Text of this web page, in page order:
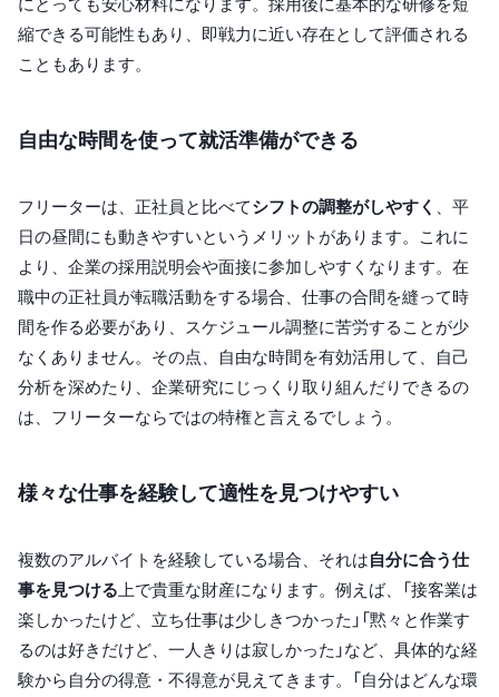
縮できる可能性もあり、即戦力に近い存在として評価される
こともあります。
自由な時間を使って就活準備ができる
フリーターは、正社員と比べてシフトの調整がしやすく 、平
日の昼間にも動きやすいというメリットがあります。これに
より、企業の採用説明会や面接に参加しやすくなります。在
職中の正社員が転職活動をする場合、仕事の合間を縫って時
間を作る必要があり、スケジュール調整に苦労することが少
なくありません。その点、自由な時間を有効活用して、自己
分析を深めたり、企業研究にじっくり取り組んだりできるの
は、フリーターならではの特権と言えるでしょう。
様々な仕事を経験して適性を見つけやすい
複数のアルバイトを経験している場合、それは自分に合う仕
事を見つける上で貴重な財産になります。例えば、「接客業は
楽しかったけど、立ち仕事は少しきつかった」「黙々と作業す
るのは好きだけど、一人きりは寂しかった」など、具体的な経
験から自分の得意・不得意が見えてきます。「自分はどんな環